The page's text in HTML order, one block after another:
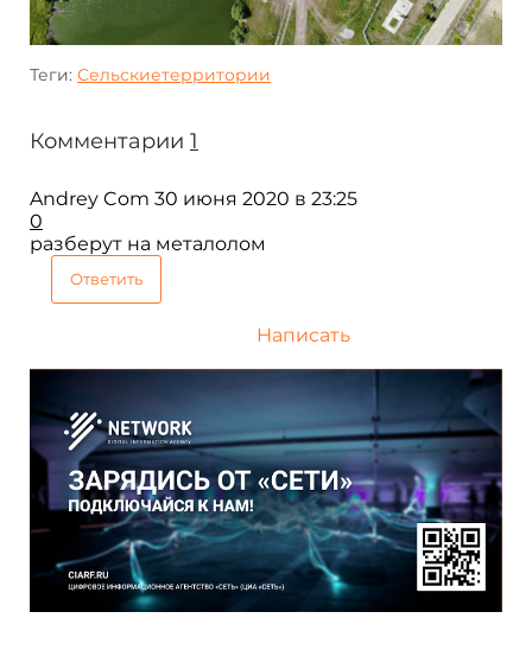
Теги: Сельскиетерритории
Комментарии 1
Andrey Com 30 июня 2020 в 23:25
0
разберут на металолом
Ответить
Написать